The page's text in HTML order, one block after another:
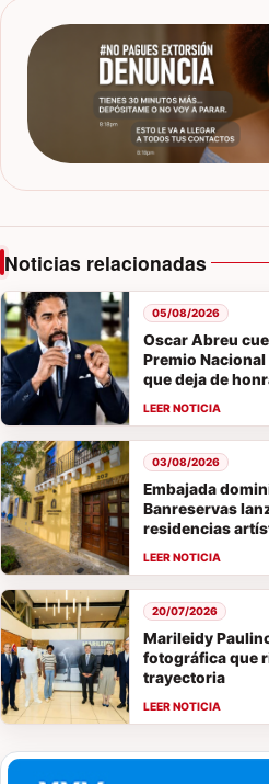
Noticias relacionadas
Oscar Abreu
Premio
que deja de
05/08/2026
Embajada
Banreservas
residencias
03/08/2026
Marileidy
fotográfica que
trayectoria
20/07/2026